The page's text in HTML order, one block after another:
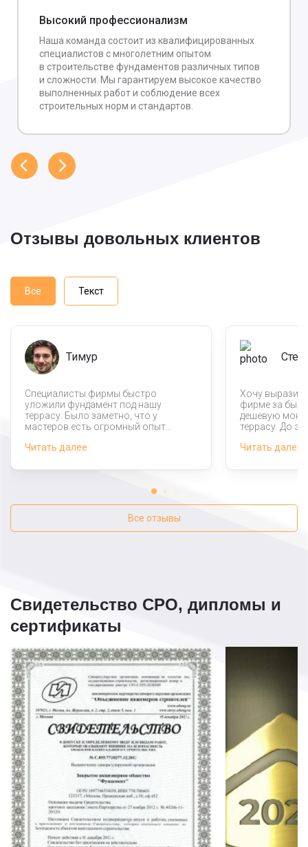
Высокий профессионализм
Наша команда состоит из квалифицированных
специалистов с многолетним опытом
в строительстве фундаментов различных типов
и сложности. Мы гарантируем высокое качество
выполненных работ и соблюдение всех
строительных норм и стандартов.
Отзывы довольных клиентов
Все Текст
Тимур
Специалисты фирмы быстро
уложили фундамент под нашу
террасу. Было заметно, что у
мастеров есть огромный опыт
вам большое, с вашей помощью мы
строительству террасы.
Читать далее
Хочу
фирме за
дешевую
террасу. До
не самым
Читать далее
Все отзывы
Свидетельство СРО, дипломы и
сертификаты